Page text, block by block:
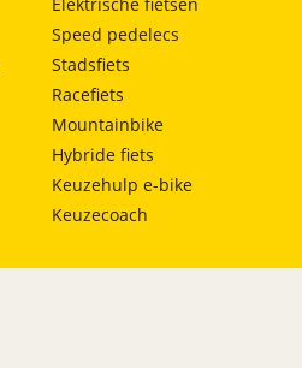
Speed pedelecs
Stadsfiets
Racefiets
Mountainbike
Hybride fiets
Keuzehulp e-bike
Keuzecoach